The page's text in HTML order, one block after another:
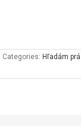
Categories: Hľadám